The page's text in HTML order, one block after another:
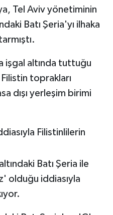
Tel Aviv yönetiminin
Batı Şeria'yı ilhaka
işgal altında tuttuğu
toprakları
dışı yerleşim birimi
Filistinlilerin
Batı Şeria ile
olduğu iddiasıyla